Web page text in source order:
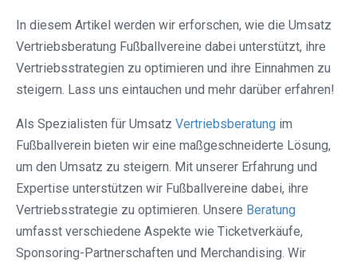
In diesem Artikel werden wir erforschen, wie die Umsatz
Vertriebsberatung Fußballvereine dabei unterstützt, ihre
Vertriebsstrategien zu optimieren und ihre Einnahmen zu
steigern. Lass uns eintauchen und mehr darüber erfahren!
Als Spezialisten für Umsatz Vertriebsberatung im
Fußballverein bieten wir eine maßgeschneiderte Lösung,
um den Umsatz zu steigern. Mit unserer Erfahrung und
Expertise unterstützen wir Fußballvereine dabei, ihre
Vertriebsstrategie zu optimieren. Unsere Beratung
umfasst verschiedene Aspekte wie Ticketverkäufe,
Sponsoring-Partnerschaften und Merchandising. Wir